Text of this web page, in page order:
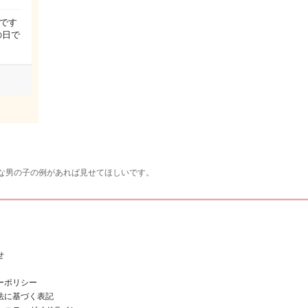
す
日で
の子の例があれば見せてほしいです。
ポリシー
に基づく表記